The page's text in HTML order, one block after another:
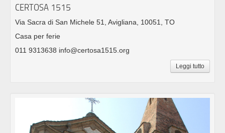
CERTOSA 1515
Via Sacra di San Michele 51, Avigliana, 10051, TO
Casa per ferie
011 9313638 info@certosa1515.org
Leggi tutto